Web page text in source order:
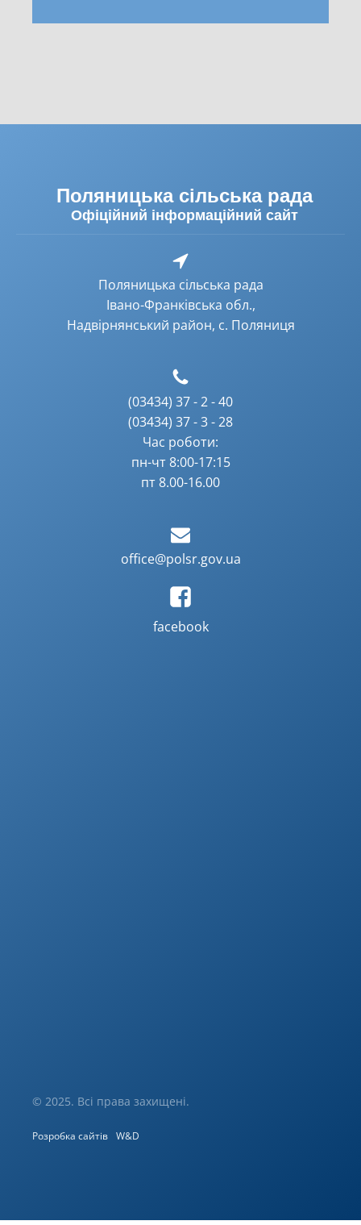
Поляницька сільська рада
Офіційний інформаційний сайт
Поляницька сільська рада
Івано-Франківська обл.,
Надвірнянський район, с. Поляниця
(03434) 37 - 2 - 40
(03434) 37 - 3 - 28
Час роботи:
пн-чт 8:00-17:15
пт 8.00-16.00
office@polsr.gov.ua
facebook
© 2025. Всі права захищені.
Розробка сайтів W&D